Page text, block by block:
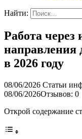
Найти:
Работа
направления
в 2026 году
08/06/2026 Статьи
08/06/2026Отзывов: 0
Открой содержание